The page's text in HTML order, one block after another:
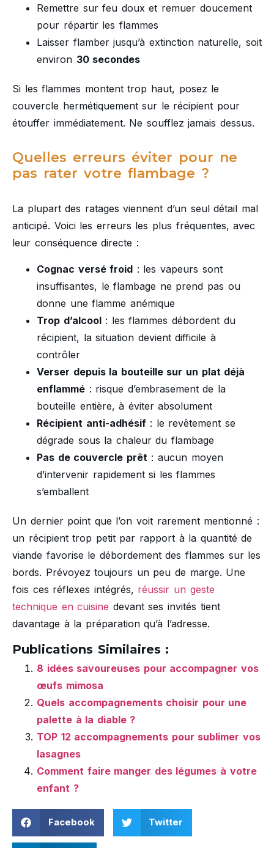
Remettre sur feu doux et remuer doucement
pour répartir les flammes
Laisser flamber jusqu’à extinction naturelle, soit
environ 30 secondes
Si les flammes montent trop haut, posez le
couvercle hermétiquement sur le récipient pour
étouffer immédiatement. Ne soufflez jamais dessus.
Quelles erreurs éviter pour ne
pas rater votre flambage ?
La plupart des ratages viennent d’un seul détail mal
anticipé. Voici les erreurs les plus fréquentes, avec
leur conséquence directe :
Cognac versé froid : les vapeurs sont
insuffisantes, le flambage ne prend pas ou
donne une flamme anémique
Trop d’alcool: les flammes débordent du
récipient, la situation devient difficile à
contrôler
Verser depuis la bouteille sur un plat déjà
enflammé : risque d’embrasement de la
bouteille entière, à éviter absolument
Récipient anti-adhésif: le revêtement se
dégrade sous la chaleur du flambage
Pas de couvercle prêt : aucun moyen
d’intervenir rapidement si les flammes
s’emballent
Un dernier point que l’on voit rarement mentionné :
un récipient trop petit par rapport à la quantité de
viande favorise le débordement des flammes sur les
bords. Prévoyez toujours un peu de marge. Une
fois ces réflexes intégrés, réussir un geste
technique en cuisine devant ses invités tient
davantage à la préparation qu’à l’adresse.
Publications Similaires :
8 idées savoureuses pour accompagner vos
œufs mimosa
Quels accompagnements choisir pour une
palette à la diable ?
TOP 12 accompagnements pour sublimer vos
lasagnes
Comment faire manger des légumes à votre
enfant ?
Facebook Twitter